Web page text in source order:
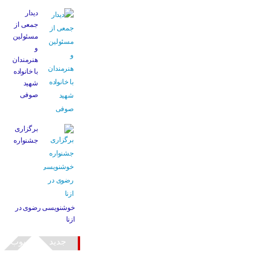
دیدار
جمعی از
مسئولین
و
هنرمندان
با خانواده
شهید
صوفی
برگزاری
جشنواره
خوشنویسی رضوی در
ازنا
جدید محبوب